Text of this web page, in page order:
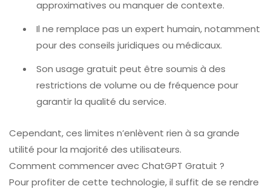
approximatives ou manquer de contexte.
Il ne remplace pas un expert humain, notamment
pour des conseils juridiques ou médicaux.
Son usage gratuit peut être soumis à des
restrictions de volume ou de fréquence pour
garantir la qualité du service.
Cependant, ces limites n’enlèvent rien à sa grande
utilité pour la majorité des utilisateurs.
Comment commencer avec ChatGPT Gratuit ?
Pour profiter de cette technologie, il suffit de se rendre